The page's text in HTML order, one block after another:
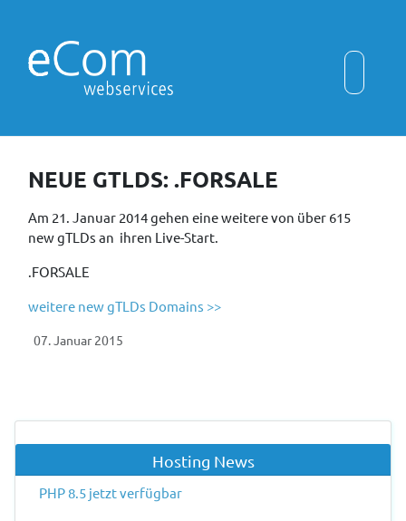
NEUE GTLDS: .FORSALE
Am 21. Januar 2014 gehen eine weitere von über 615
new gTLDs an ihren Live-Start.
.FORSALE
weitere new gTLDs Domains >>
07. Januar 2015
Hosting News
PHP 8.5 jetzt verfügbar